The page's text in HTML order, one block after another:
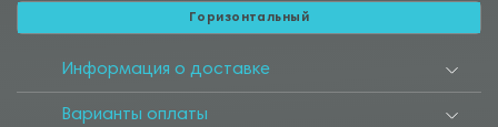
Горизонтальный
Информация о доставке
Варианты оплаты